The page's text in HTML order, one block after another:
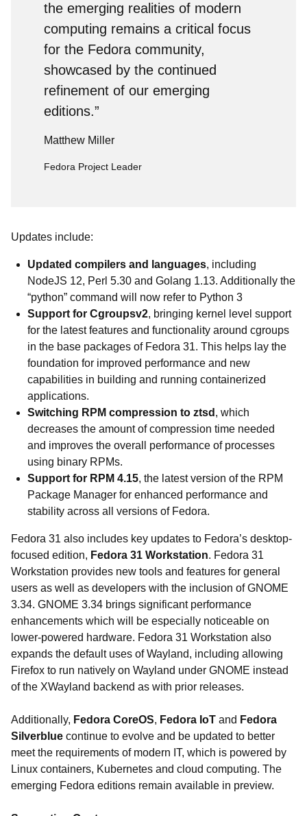
the emerging realities of modern
computing remains a critical focus
for the Fedora community,
showcased by the continued
refinement of our emerging
editions.”
Matthew Miller
Fedora Project Leader
Updates include:
Updated compilers and languages, including
NodeJS 12, Perl 5.30 and Golang 1.13. Additionally the
“python” command will now refer to Python 3
Support for Cgroupsv2, bringing kernel level support
for the latest features and functionality around cgroups
in the base packages of Fedora 31. This helps lay the
foundation for improved performance and new
capabilities in building and running containerized
applications.
Switching RPM compression to ztsd , which
decreases the amount of compression time needed
and improves the overall performance of processes
using binary RPMs.
Support for RPM 4.15, the latest version of the RPM
Package Manager for enhanced performance and
stability across all versions of Fedora.
Fedora 31 also includes key updates to Fedora’s desktop-
focused edition, Fedora 31 Workstation. Fedora 31
Workstation provides new tools and features for general
users as well as developers with the inclusion of GNOME
3.34. GNOME 3.34 brings significant performance
enhancements which will be especially noticeable on
lower-powered hardware. Fedora 31 Workstation also
expands the default uses of Wayland, including allowing
Firefox to run natively on Wayland under GNOME instead
of the XWayland backend as with prior releases.
Additionally, Fedora CoreOS, Fedora IoT and Fedora
Silverblue continue to evolve and be updated to better
meet the requirements of modern IT, which is powered by
Linux containers, Kubernetes and cloud computing. The
emerging Fedora editions remain available in preview.